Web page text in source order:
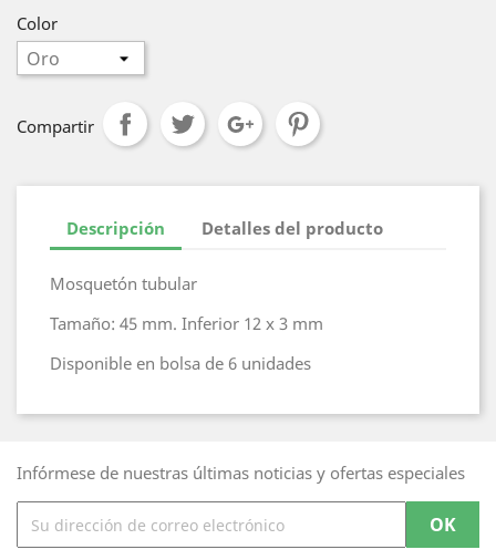
Color
Compartir
Descripción Detalles del producto
Mosquetón tubular
Tamaño: 45 mm. Inferior 12 x 3 mm
Disponible en bolsa de 6 unidades
Infórmese de nuestras últimas noticias y ofertas especiales